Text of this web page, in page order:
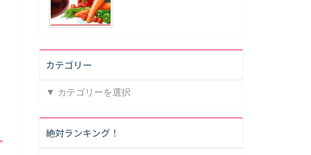
カテゴリー
カ
ゴ
リ
ー
絶対ランキング！